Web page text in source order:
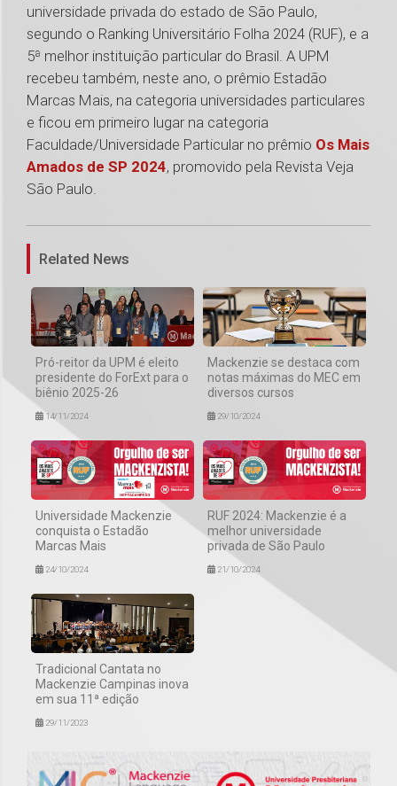
universidade privada do estado de São Paulo,
segundo o Ranking Universitário Folha 2024 (RUF), e a
5ª melhor instituição particular do Brasil. A UPM
recebeu também, neste ano, o prêmio Estadão
Marcas Mais, na categoria universidades particulares
e ficou em primeiro lugar na categoria
Faculdade/Universidade Particular no prêmio Os Mais
Amados de SP 2024, promovido pela Revista Veja
São Paulo.
Related News
Pró-reitor da UPM é eleito
presidente do ForExt para o
biênio 2025-26
14/11/2024
Mackenzie se destaca com
notas máximas do MEC em
diversos cursos
29/10/2024
Universidade Mackenzie
conquista o Estadão
Marcas Mais
24/10/2024
RUF 2024: Mackenzie é a
melhor universidade
privada de São Paulo
21/10/2024
Tradicional Cantata no
Mackenzie Campinas inova
em sua 11ª edição
29/11/2023